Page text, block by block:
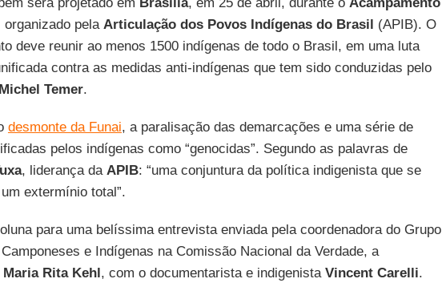
organizado pela Articulação dos Povos Indígenas do Brasil (APIB). O
deve reunir ao menos 1500 indígenas de todo o Brasil, em uma luta
contra as medidas anti-indígenas que tem sido conduzidas pelo
Michel Temer.
desmonte da Funai, a paralisação das demarcações e uma série de
pelos indígenas como “genocidas”. Segundo as palavras de
, liderança da APIB: “uma conjuntura da política indigenista que se
extermínio total”.
para uma belíssima entrevista enviada pela coordenadora do Grupo
e Indígenas na Comissão Nacional da Verdade, a
Maria Rita Kehl, com o documentarista e indigenista Vincent Carelli.